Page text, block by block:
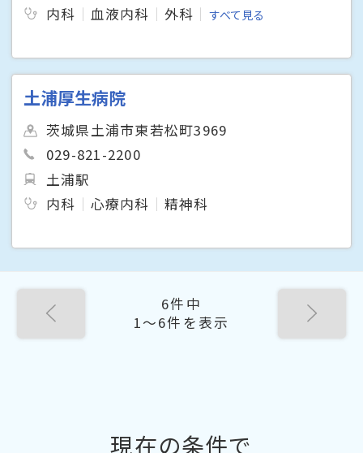
内科
血液内科 外科 すべて見る
土浦厚生病院
茨城県土浦市東若松町3969
029-821-2200
土浦駅
内科
心療内科 精神科
6件中
1〜6件を表示
現在の条件で